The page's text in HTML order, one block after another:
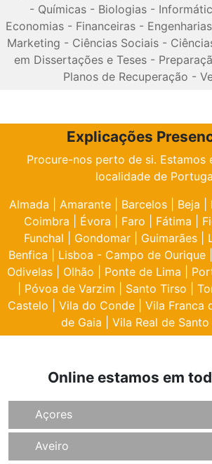
- Químicas- Biologias-
Economias- Financeiras- Engenharias
Marketing - Ciências Sociais -
em Dissertações e Teses -
Planos de Recuperação -
Explicações
Procure-nos perto de si. Estamos
localidade de
Almada
Amarante Barcelos Beja
Coimbra
Évora Faro Fátima
Funchal
Gondomar Guimarães
Benfica
Lisboa - Campo de Ourique
Odivelas
Olhão Ponte de Lima
Póvoa de Varzim Santo Tirso
Castelo
Vila do Conde Vila Franca
de Gaia
Vila Real de
Online estamos em
Açores
Aveiro